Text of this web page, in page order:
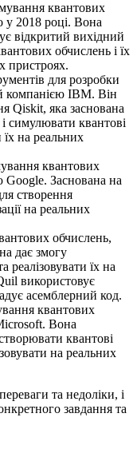
квантових
у 2018 році. Вона
відкритий вихідний
обчислень і їх
пристроях.
для розробки
компанією IBM. Він
Qiskit, яка заснована
симулювати квантові
їх на реальних
квантових
Google. Заснована на
створення
на реальних
обчислень,
дає змогу
реалізовувати їх на
використовує
асемблерний код.
квантових
Вона
квантові
на реальних
та недоліки, і
завдання та